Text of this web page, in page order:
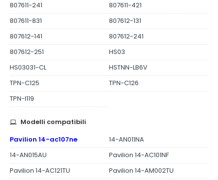
807611-241
807611-421
807611-831
807612-131
807612-141
807612-241
807612-251
HS03
HS03031-CL
HSTNN-LB6V
TPN-C125
TPN-C126
TPN-I119
Modelli compatibili
Pavilion 14-ac107ne
14-AN011NA
14-AN015AU
Pavilion 14-AC101NF
Pavilion 14-AC121TU
Pavilion 14-AM002TU